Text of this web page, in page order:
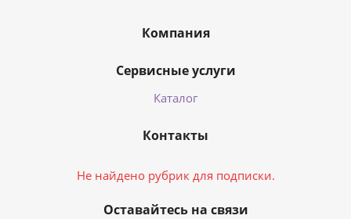
Компания
Сервисные услуги
Каталог
Контакты
Не найдено рубрик для подписки.
Оставайтесь на связи